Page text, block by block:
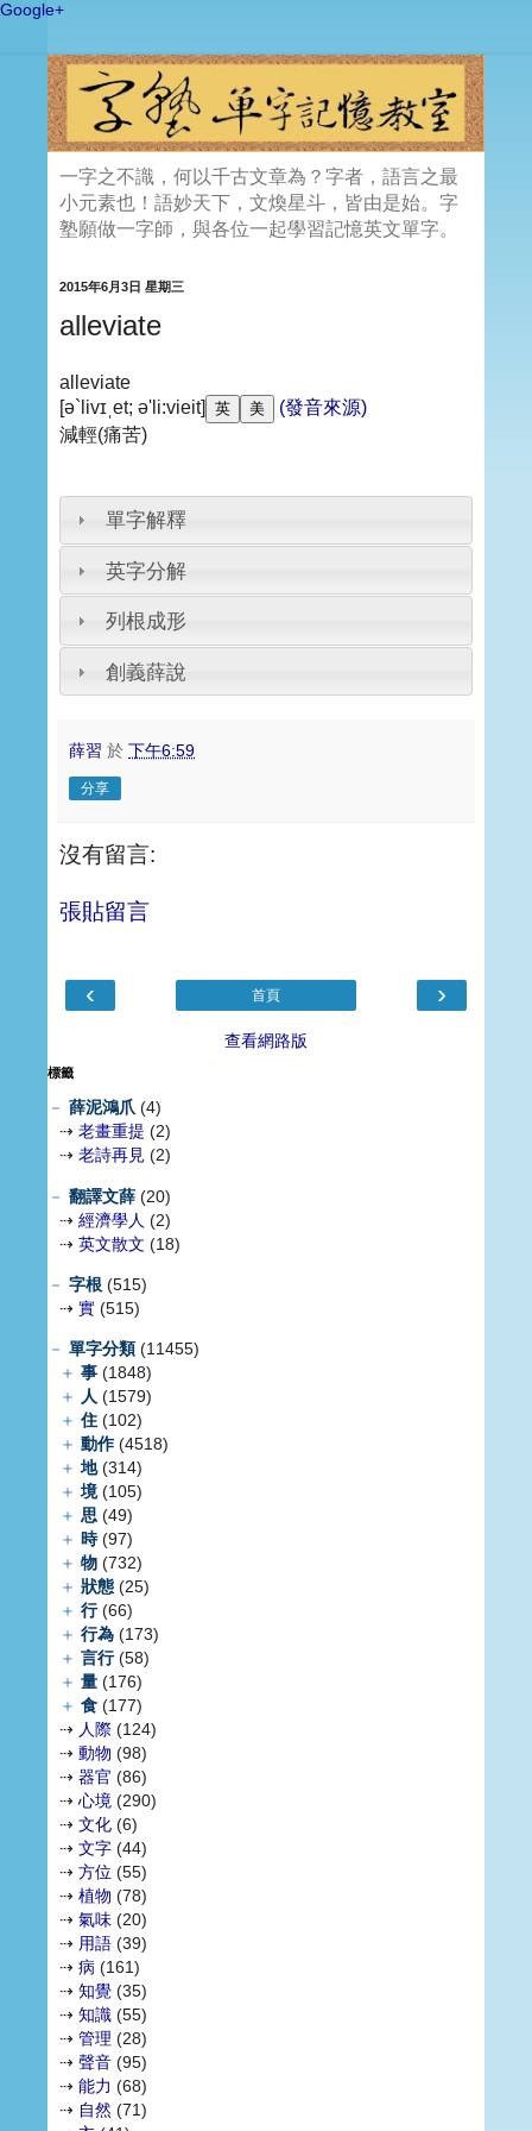
Google+
一字之不識，何以千古文章為？字者，語言之最
小元素也！語妙天下，文煥星斗，皆由是始。字
塾願做一字師，與各位一起學習記憶英文單字。
2015年6月3日 星期三
alleviate
alleviate
[ə`livɪˌet; ə'li:vieit]
(發音來源)
減輕(痛苦)
單字解釋
英字分解
列根成形
創義薛說
薛習 於 下午6:59
分享
沒有留言:
張貼留言
‹ ›
首頁
查看網路版
標籤
－ 薛泥鴻爪 (4)
⇢ 老畫重提 (2)
⇢ 老詩再見 (2)
－ 翻譯文薛 (20)
⇢ 經濟學人 (2)
⇢ 英文散文 (18)
－ 字根 (515)
⇢ 實 (515)
－ 單字分類(11455)
＋ 事 (1848)
＋ 人 (1579)
＋ 住 (102)
＋ 動作(4518)
＋ 地(314)
＋ 境(105)
＋ 思 (49)
＋ 時(97)
＋ 物 (732)
＋ 狀態 (25)
＋ 行(66)
＋ 行為 (173)
＋ 言行(58)
＋ 量 (176)
＋ 食 (177)
⇢ 人際 (124)
⇢ 動物 (98)
⇢ 器官 (86)
⇢ 心境 (290)
⇢ 文化 (6)
⇢ 文字 (44)
⇢ 方位 (55)
⇢ 植物 (78)
⇢ 氣味 (20)
⇢ 用語 (39)
⇢ 病 (161)
⇢ 知覺 (35)
⇢ 知識 (55)
⇢ 管理 (28)
⇢ 聲音 (95)
⇢ 能力 (68)
⇢ 自然 (71)